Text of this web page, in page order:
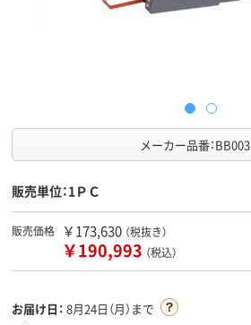
メーカー品番：BB003
販売単位：1ＰＣ
販売価格 ￥173,630 （税抜き）
￥190,993 （税込）
お届け日： 8月24日（月）まで